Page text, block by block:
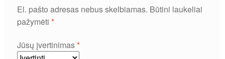
El. pašto adresas nebus skelbiamas. Būtini laukeliai
pažymėti *
Jūsų įvertinimas*